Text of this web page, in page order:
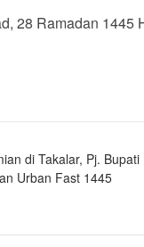
28 Ramadan 1445
di Takalar, Pj. Bupati
Urban Fast 1445